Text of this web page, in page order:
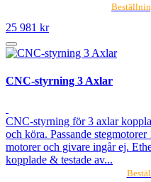
25 981 kr
CNC-styrning 3 Axlar
CNC-styrning för 3 axlar
och köra. Passande
motorer och givare ingår ej.
kopplade & testade av...